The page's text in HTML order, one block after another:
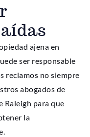
ajena en
ser responsable
reclamos no siempre
abogados de
Raleigh para que
la